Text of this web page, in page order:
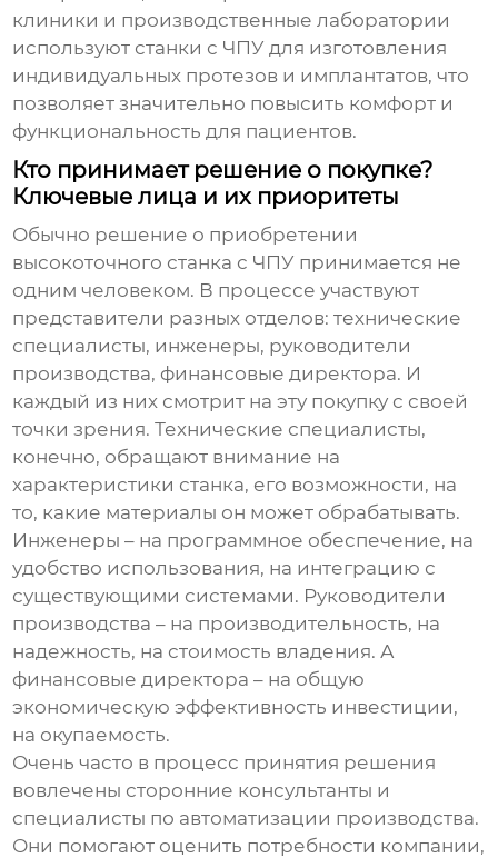
клиники и производственные лаборатории
используют станки с ЧПУ для изготовления
индивидуальных протезов и имплантатов, что
позволяет значительно повысить комфорт и
функциональность для пациентов.
Кто принимает решение о покупке?
Ключевые лица и их приоритеты
Обычно решение о приобретении
высокоточного станка с ЧПУ принимается не
одним человеком. В процессе участвуют
представители разных отделов: технические
специалисты, инженеры, руководители
производства, финансовые директора. И
каждый из них смотрит на эту покупку с своей
точки зрения. Технические специалисты,
конечно, обращают внимание на
характеристики станка, его возможности, на
то, какие материалы он может обрабатывать.
Инженеры – на программное обеспечение, на
удобство использования, на интеграцию с
существующими системами. Руководители
производства – на производительность, на
надежность, на стоимость владения. А
финансовые директора – на общую
экономическую эффективность инвестиции,
на окупаемость.
Очень часто в процесс принятия решения
вовлечены сторонние консультанты и
специалисты по автоматизации производства.
Они помогают оценить потребности компании,